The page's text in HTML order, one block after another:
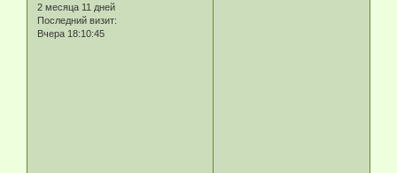
2 месяца 11 дней
Последний визит:
Вчера 18:10:45